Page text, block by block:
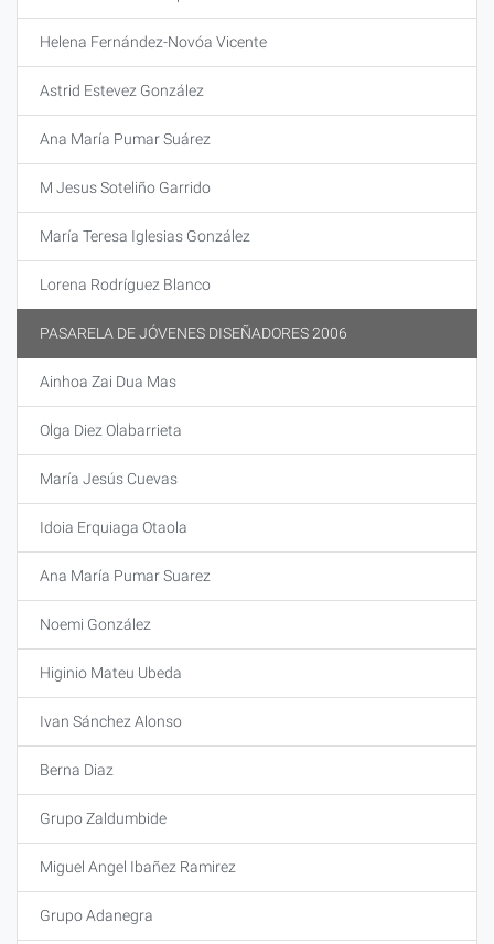
Helena Fernández-Novóa Vicente
Astrid Estevez González
Ana María Pumar Suárez
M Jesus Soteliño Garrido
María Teresa Iglesias González
Lorena Rodríguez Blanco
PASARELA DE JÓVENES DISEÑADORES 2006
Ainhoa Zai Dua Mas
Olga Diez Olabarrieta
María Jesús Cuevas
Idoia Erquiaga Otaola
Ana María Pumar Suarez
Noemi González
Higinio Mateu Ubeda
Ivan Sánchez Alonso
Berna Diaz
Grupo Zaldumbide
Miguel Angel Ibañez Ramirez
Grupo Adanegra